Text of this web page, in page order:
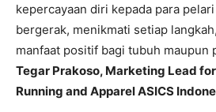
kepercayaan diri kepada para
bergerak, menikmati setiap
manfaat positif bagi tubuh maupun
Tegar Prakoso, Marketing Lead
Running and Apparel ASICS